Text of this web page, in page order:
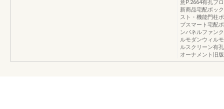
意P.2664有孔ブ
新商品宅配ボッ
スト・機能門柱
プスマート宅配
ンパネルファン
ルモダンウィル
ルスクリーン有
オーナメント旧